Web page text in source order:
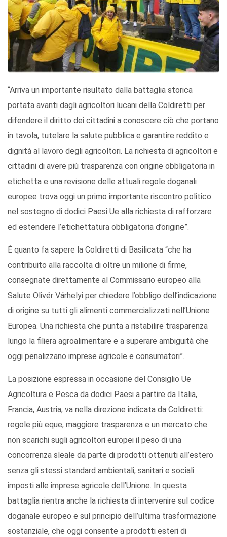
“Arriva un importante risultato dalla battaglia storica
portata avanti dagli agricoltori lucani della Coldiretti per
difendere il diritto dei cittadini a conoscere ciò che portano
in tavola, tutelare la salute pubblica e garantire reddito e
dignità al lavoro degli agricoltori. La richiesta di agricoltori e
cittadini di avere più trasparenza con origine obbligatoria in
etichetta e una revisione delle attuali regole doganali
europee trova oggi un primo importante riscontro politico
nel sostegno di dodici Paesi Ue alla richiesta di rafforzare
ed estendere l’etichettatura obbligatoria d’origine”.
È quanto fa sapere la Coldiretti di Basilicata “che ha
contribuito alla raccolta di oltre un milione di firme,
consegnate direttamente al Commissario europeo alla
Salute Olivér Várhelyi per chiedere l’obbligo dell’indicazione
di origine su tutti gli alimenti commercializzati nell’Unione
Europea. Una richiesta che punta a ristabilire trasparenza
lungo la filiera agroalimentare e a superare ambiguità che
oggi penalizzano imprese agricole e consumatori”.
La posizione espressa in occasione del Consiglio Ue
Agricoltura e Pesca da dodici Paesi a partire da Italia,
Francia, Austria, va nella direzione indicata da Coldiretti:
regole più eque, maggiore trasparenza e un mercato che
non scarichi sugli agricoltori europei il peso di una
concorrenza sleale da parte di prodotti ottenuti all’estero
senza gli stessi standard ambientali, sanitari e sociali
imposti alle imprese agricole dell’Unione. In questa
battaglia rientra anche la richiesta di intervenire sul codice
doganale europeo e sul principio dell’ultima trasformazione
sostanziale, che oggi consente a prodotti esteri di